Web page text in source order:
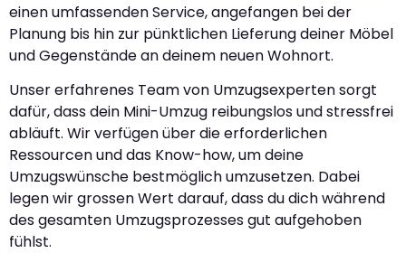
einen umfassenden Service, angefangen bei der
Planung bis hin zur pünktlichen Lieferung deiner Möbel
und Gegenstände an deinem neuen Wohnort.
Unser erfahrenes Team von Umzugsexperten sorgt
dafür, dass dein Mini-Umzug reibungslos und stressfrei
abläuft. Wir verfügen über die erforderlichen
Ressourcen und das Know-how, um deine
Umzugswünsche bestmöglich umzusetzen. Dabei
legen wir grossen Wert darauf, dass du dich während
des gesamten Umzugsprozesses gut aufgehoben
fühlst.